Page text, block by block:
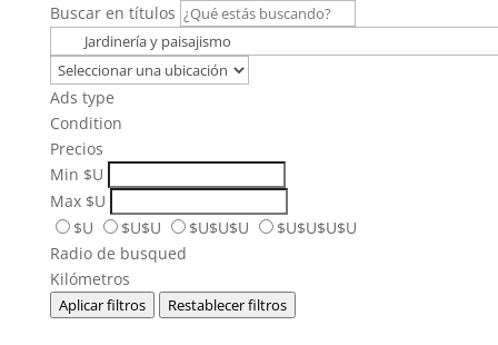
Buscar en títulos
Ads type
Condition
Precios
Min $U
Max $U
$U
$U$U $U$U$U
$U$U$U$U
Radio de busqued
Kilómetros
Aplicar filtros Restablecer filtros